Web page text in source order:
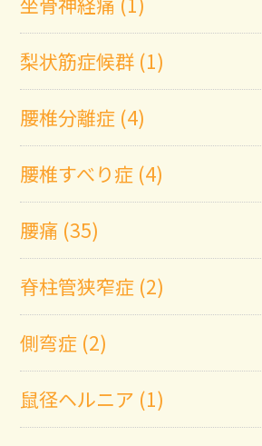
梨状筋症候群 (1)
腰椎分離症 (4)
腰椎すべり症 (4)
腰痛 (35)
脊柱管狭窄症 (2)
側弯症 (2)
鼠径ヘルニア (1)